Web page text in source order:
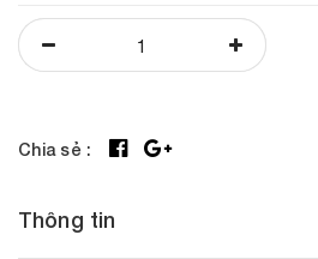
Chia sẻ :
Thông tin